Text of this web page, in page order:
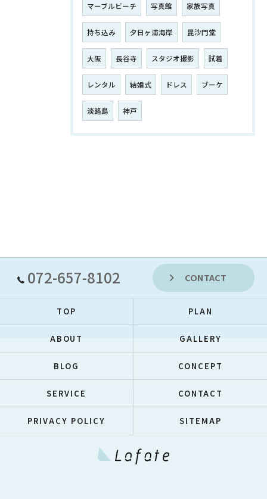
マーブルビーチ 写真館 家族写真
持ち込み 夕日ヶ浦海岸 毘沙門堂
大阪 長谷寺 スタジオ撮影 試着
レンタル 結婚式 ドレス ブーケ
淡路島 神戸
072-657-8102 CONTACT
TOP PLAN
ABOUT GALLERY
BLOG CONCEPT
SERVICE CONTACT
PRIVACY POLICY SITEMAP